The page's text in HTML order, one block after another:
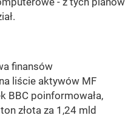
finansów
liście aktywów MF
BBC poinformowała,
złota za 1,24 mld